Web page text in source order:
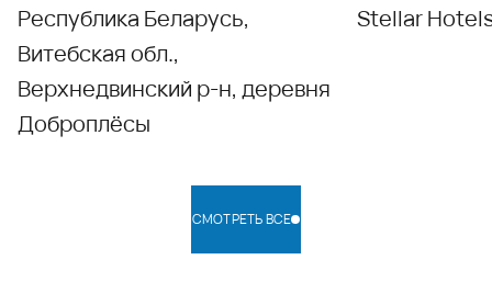
Республика Беларусь,
Витебская обл.,
Верхнедвинский р-н, деревня
Доброплёсы
Stellar
СМОТРЕТЬ ВСЕ